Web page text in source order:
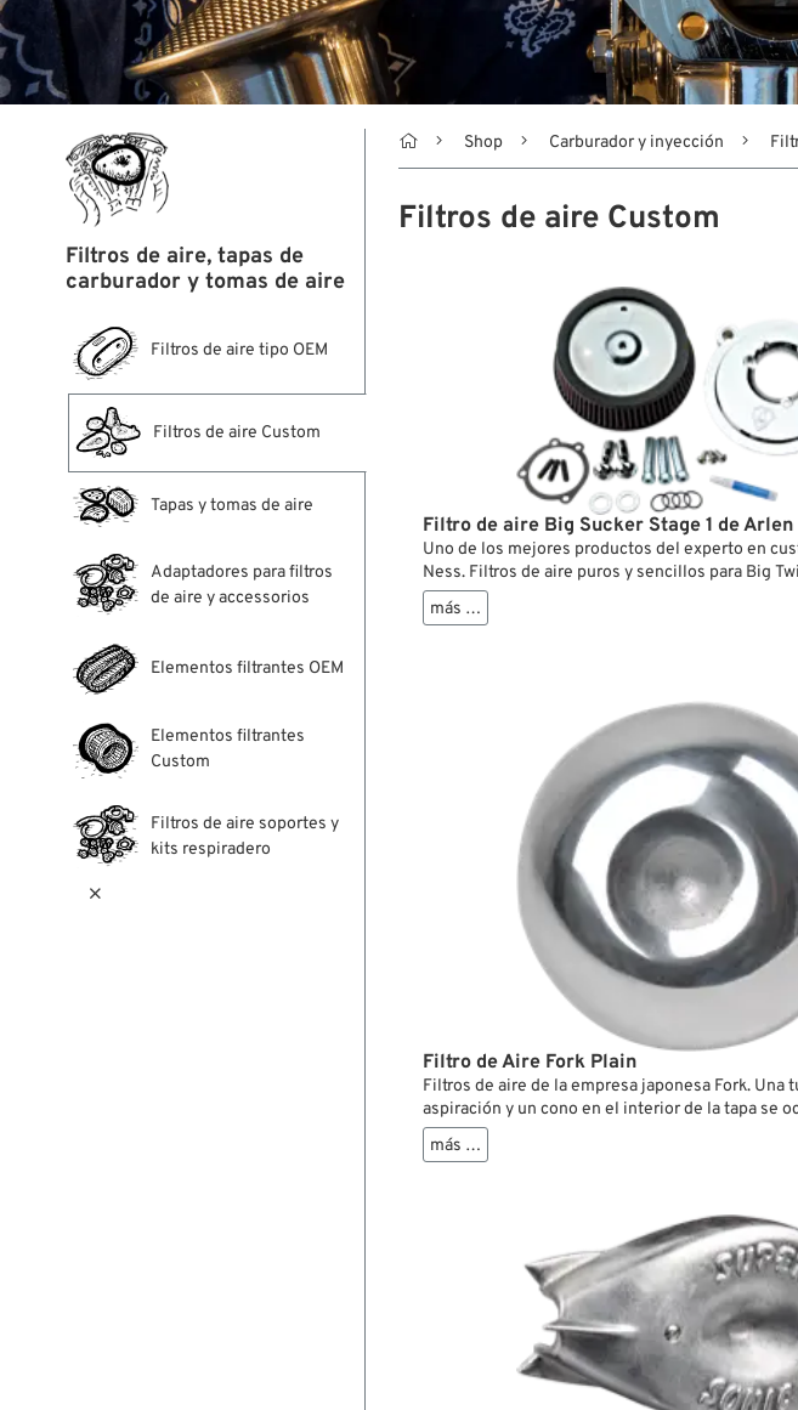
Filtros de aire, tapas de
carburador y tomas de aire
Filtros de aire tipo OEM
Filtros de aire Custom
Tapas y tomas de aire
Adaptadores para filtros
de aire y accessorios
Elementos filtrantes OEM
Elementos filtrantes
Custom
Filtros de aire soportes y
kits respiradero

 Shop Carburador y inyección
Filtros de aire Custom
Filtro de aire Big Sucker Stage 1 de Arlen
Uno de los mejores productos del experto en
Ness. Filtros de aire puros y sencillos para Big
se montan debajo de las tapas originales (a
contrario). Se caracterizan por una placa trasera
del carburador, creando un circuito cerrado sin
más …
Filtro de Aire Fork Plain
Filtros de aire de la empresa japonesa Fork. Una
aspiración y un cono en el interior de la tapa se
corriente mejorada. En la placa base está introducido un elemento
filtrante de espuma.
más …